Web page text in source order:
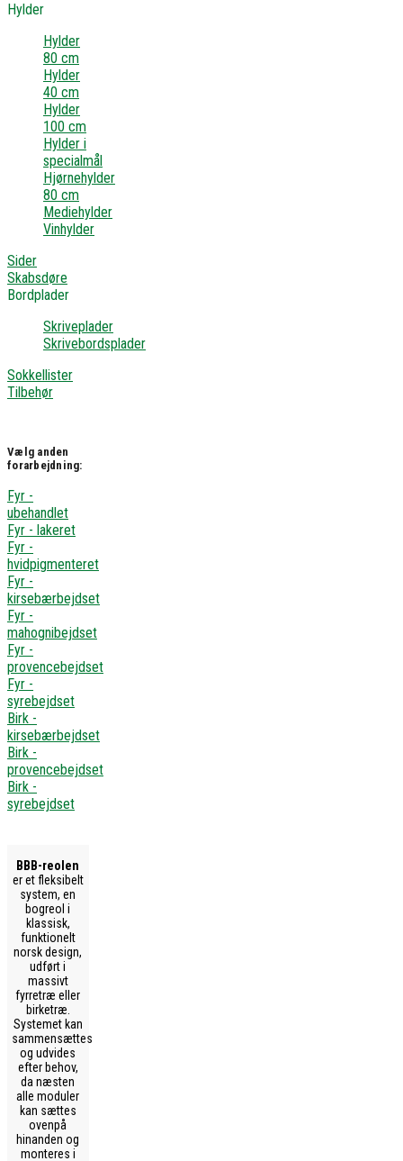
Hylder
Hylder
80 cm
Hylder
40 cm
Hylder
100 cm
Hylder i
specialmål
Hjørnehylder
80 cm
Mediehylder
Vinhylder
Sider
Skabsdøre
Bordplader
Skriveplader
Skrivebordsplader
Sokkellister
Tilbehør
Vælg anden
forarbejdning:
Fyr -
ubehandlet
Fyr - lakeret
Fyr -
hvidpigmenteret
Fyr -
kirsebærbejdset
Fyr -
mahognibejdset
Fyr -
provencebejdset
Fyr -
syrebejdset
Birk -
kirsebærbejdset
Birk -
provencebejdset
Birk -
syrebejdset
BBB-reolen
er et fleksibelt
system, en
bogreol i
klassisk,
funktionelt
norsk design,
udført i
massivt
fyrretræ eller
birketræ.
Systemet kan
sammensættes
og udvides
efter behov,
da næsten
alle moduler
kan sættes
ovenpå
hinanden og
monteres i